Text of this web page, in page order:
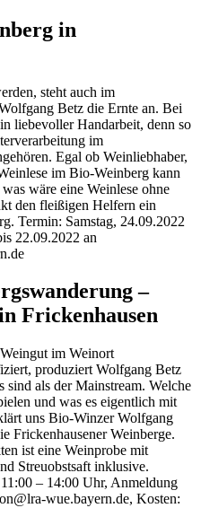
in
steht auch im
Betz die Ernte an. Bei
liebevoller Handarbeit, denn so
im
Egal ob Weinliebhaber,
im Bio-Weinberg kann
wäre eine Weinlese ohne
den fleißigen Helfern ein
Termin: Samstag, 24.09.2022
22.09.2022 an
–
Frickenhausen
im Weinort
produziert Wolfgang Betz
sind als der Mainstream. Welche
und was es eigentlich mit
uns Bio-Winzer Wolfgang
Frickenhausener Weinberge.
ist eine Weinprobe mit
Streuobstsaft inklusive.
– 14:00 Uhr, Anmeldung
wue.bayern.de, Kosten: